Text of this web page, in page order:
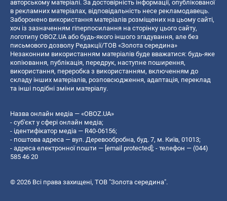
авторському матеріалі. За достовірність інформації, опублікованої
в рекламних матеріалах, відповідальність несе рекламодавець.
Заборонено використання матеріалів розміщених на цьому сайті,
хоч із зазначенням гіперпосилання на сторінку цього сайту,
логотипу OBOZ.UA або будь-якого іншого згадування, але без
письмового дозволу Редакції/ТОВ «Золота середина»
Незаконним використанням матеріалів буде вважатися: будь-яке
копiювання, публiкацiя, передрук, наступне поширення,
використання, переробка з використанням, включенням до
складу інших матеріалів, розповсюдження, адаптація, переклад
та інші подібні зміни матеріалу.
Назва онлайн медіа — «OBOZ.UA»
- суб'єкт у сфері онлайн медіа;
- ідентифікатор медіа — R40-06156;
- поштова адреса — вул. Деревообробна, буд. 7, м. Київ, 01013;
- адреса електронної пошти — [email protected] ; - телефон — (044)
585 46 20
© 2026 Всі права захищені, ТОВ "Золота середина".